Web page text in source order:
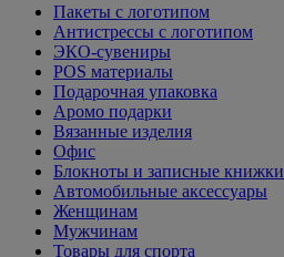
Пакеты с логотипом
Антистрессы с логотипом
ЭКО-сувениры
POS материалы
Подарочная упаковка
Аромо подарки
Вязанные изделия
Офис
Блокноты и записные книжки
Автомобильные аксессуары
Женщинам
Мужчинам
Товары для спорта